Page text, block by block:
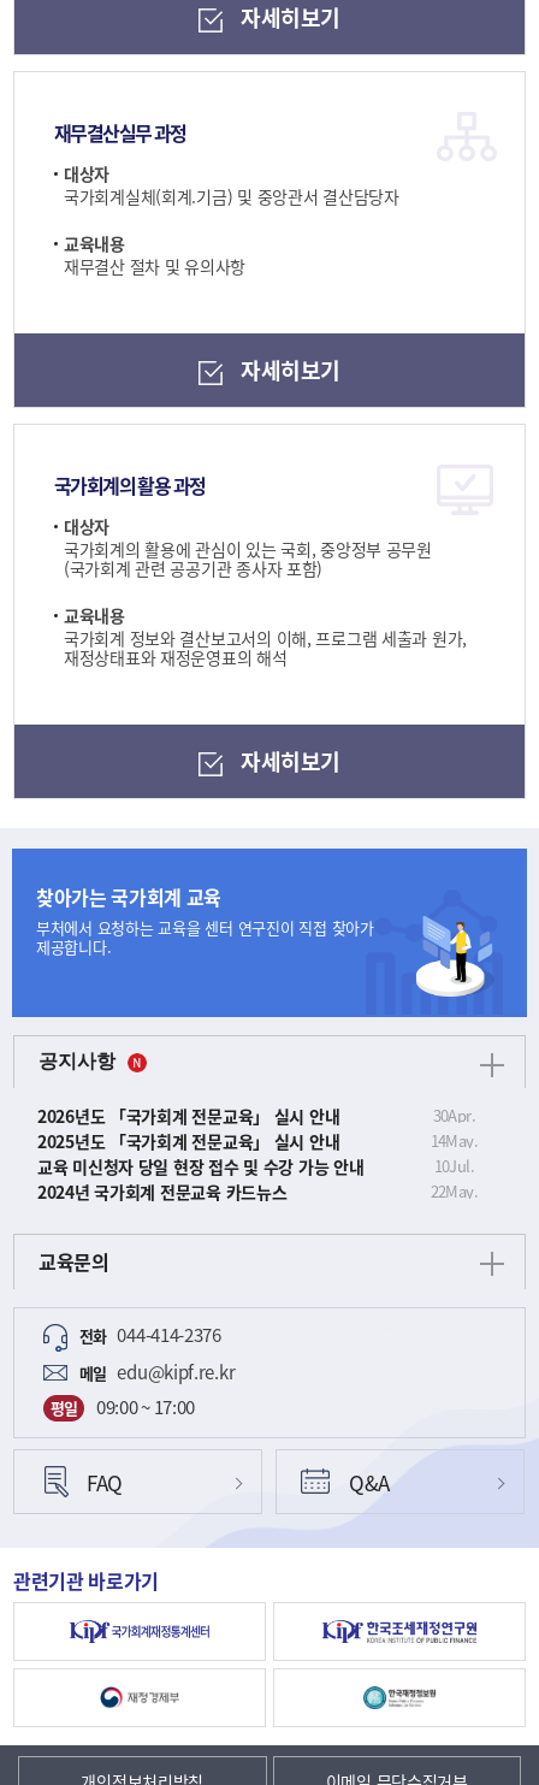
자세히보기
재무결산실무 과정
대상자
국가회계실체(회계.기금) 및 중앙관서 결산담당자
교육내용
재무결산 절차 및 유의사항
자세히보기
국가회계의 활용 과정
대상자
국가회계의 활용에 관심이 있는 국회, 중앙정부 공무원
(국가회계 관련 공공기관 종사자 포함)
교육내용
국가회계 정보와 결산보고서의 이해, 프로그램 세출과 원가,
재정상태표와 재정운영표의 해석
자세히보기
공지사항
2026년도 「국가회계 전문교육」 실시 안내 30Apr.
2025년도 「국가회계 전문교육」 실시 안내 14May.
교육 미신청자 당일 현장 접수 및 수강 가능 안내 10Jul.
2024년 국가회계 전문교육 카드뉴스 22May.
교육문의
전화 044-414-2376
메일 edu@kipf.re.kr
평일 09:00 ~ 17:00
FAQ Q&A
찾아가는 국가회계 교육
부처에서 요청하는 교육을 센터 연구진이 직접 찾아가
제공합니다.
관련기관 바로가기